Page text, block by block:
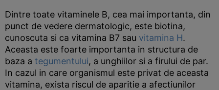
Dintre toate vitaminele B, cea mai importanta, din
punct de vedere dermatologic, este biotina,
cunoscuta si ca vitamina B7 sau vitamina H.
Aceasta este foarte importanta in structura de
baza a tegumentului, a unghiilor si a firului de par.
In cazul in care organismul este privat de aceasta
vitamina, exista riscul de aparitie a afectiunilor